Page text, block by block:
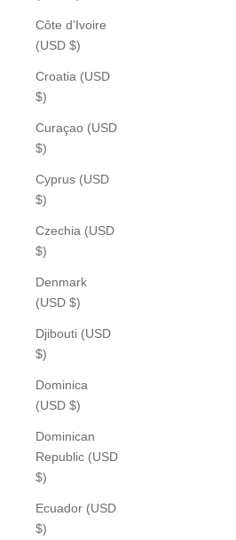
Côte d’Ivoire
(USD $)
Croatia (USD
$)
Curaçao (USD
$)
Cyprus (USD
$)
Czechia (USD
$)
Denmark
(USD $)
Djibouti (USD
$)
Dominica
(USD $)
Dominican
Republic (USD
$)
Ecuador (USD
$)